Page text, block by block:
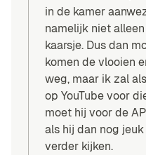
in de kamer
namelijk niet
kaarsje. Dus dan
komen de vlooien
weg, maar ik zal
op YouTube voor
moet hij voor de
als hij dan nog
verder kijken.